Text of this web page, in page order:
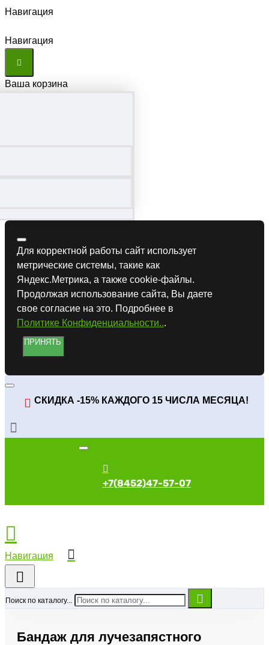
Навигация
Навигация
Ваша корзина
Для корректной работы сайт использует
метрические системы, такие как
Яндекс.Метрика, а также cookie-файлы.
Продолжая использование сайта, Вы даете
свое согласие на это. Подробнее в
Политике Конфиденциальности...
ПРИНЯТЬ
СКИДКА -15% КАЖДОГО 15 ЧИСЛА МЕСЯЦА!
+7(8452)47-57-07
Поиск по каталогу...
Бандаж для лучезапястного